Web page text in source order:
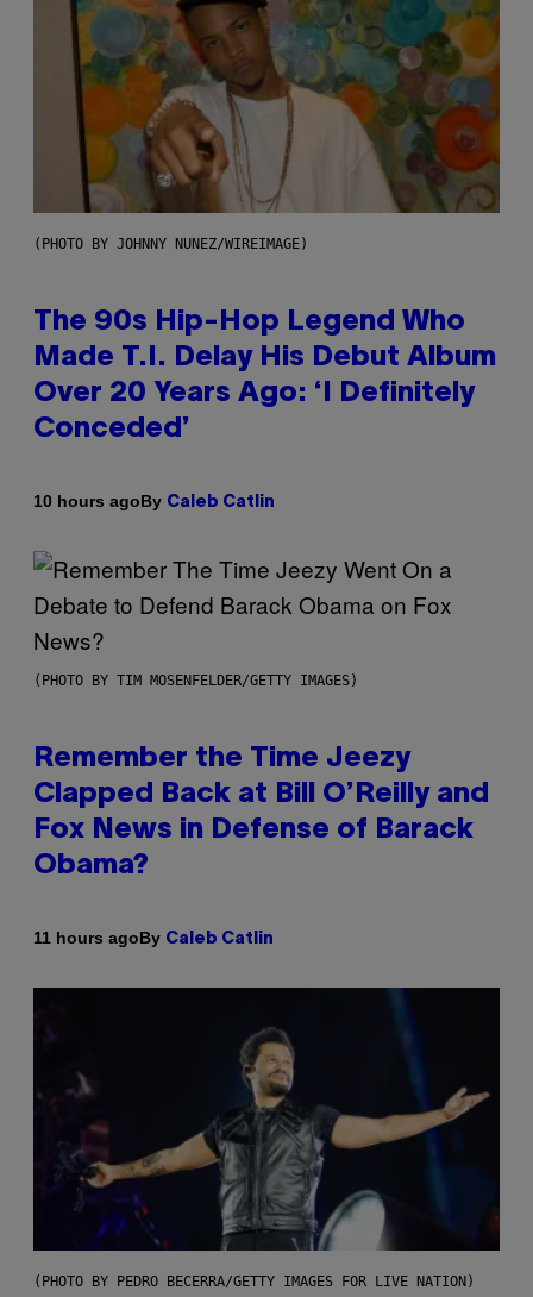
(PHOTO BY JOHNNY NUNEZ/WIREIMAGE)
The 90s Hip-Hop Legend Who
Made T.I. Delay His Debut Album
Over 20 Years Ago: ‘I Definitely
Conceded’
10 hours agoBy Caleb Catlin
(PHOTO BY TIM MOSENFELDER/GETTY IMAGES)
Remember the Time Jeezy
Clapped Back at Bill O’Reilly and
Fox News in Defense of Barack
Obama?
11 hours agoBy Caleb Catlin
(PHOTO BY PEDRO BECERRA/GETTY IMAGES FOR LIVE NATION)